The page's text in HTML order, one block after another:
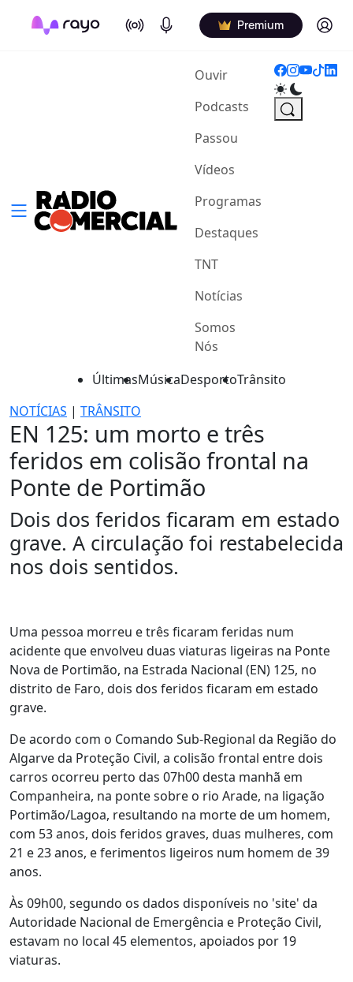
On Air Podcasts Premium Log in
Ouvir(current)
Podcasts
Passou
Vídeos
Programas
Destaques
TNT
Notícias
Somos
Nós
ÚltimasMúsicaDesportoTrânsito
NOTÍCIAS | TRÂNSITO
EN 125: um morto e três
feridos em colisão frontal na
Ponte de Portimão
Dois dos feridos ficaram em estado
grave. A circulação foi restabelecida
nos dois sentidos.
Uma pessoa morreu e três ficaram feridas num
acidente que envolveu duas viaturas ligeiras na Ponte
Nova de Portimão, na Estrada Nacional (EN) 125, no
distrito de Faro, dois dos feridos ficaram em estado
grave.
De acordo com o Comando Sub-Regional da Região do
Algarve da Proteção Civil, a colisão frontal entre dois
carros ocorreu perto das 07h00 desta manhã em
Companheira, na ponte sobre o rio Arade, na ligação
Portimão/Lagoa, resultando na morte de um homem,
com 53 anos, dois feridos graves, duas mulheres, com
21 e 23 anos, e ferimentos ligeiros num homem de 39
anos.
Às 09h00, segundo os dados disponíveis no 'site' da
Autoridade Nacional de Emergência e Proteção Civil,
estavam no local 45 elementos, apoiados por 19
viaturas.